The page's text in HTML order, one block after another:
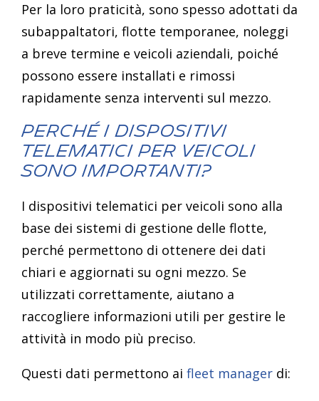
Per la loro praticità, sono spesso adottati da
subappaltatori, flotte temporanee, noleggi
a breve termine e veicoli aziendali, poiché
possono essere installati e rimossi
rapidamente senza interventi sul mezzo.
Perché i dispositivi
telematici per veicoli
sono importanti?
I dispositivi telematici per veicoli sono alla
base dei sistemi di gestione delle flotte,
perché permettono di ottenere dei dati
chiari e aggiornati su ogni mezzo. Se
utilizzati correttamente, aiutano a
raccogliere informazioni utili per gestire le
attività in modo più preciso.
Questi dati permettono ai fleet manager di: